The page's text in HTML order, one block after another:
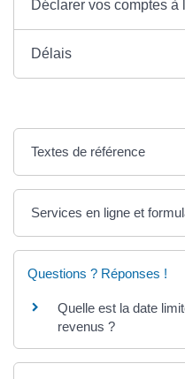
Déclarer vos comptes à
Délais
Textes de référence
Services en ligne et
Questions ? Réponses !
Quelle est la date
revenus ?